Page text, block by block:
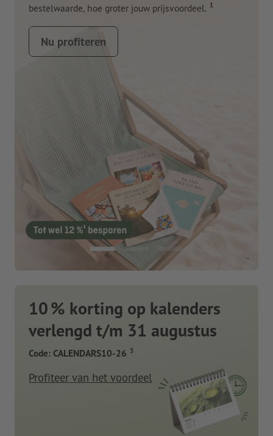
bestelwaarde, hoe groter jouw prijsvoordeel. 1
Nu profiteren
10 % korting op kalenders
verlengd t/m 31 augustus
Code: CALENDARS10-26 3
Profiteer van het voordeel